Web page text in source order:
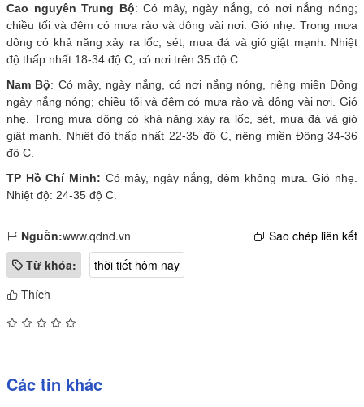
Cao nguyên Trung Bộ: Có mây, ngày nắng, có nơi nắng nóng;
chiều tối và đêm có mưa rào và dông vài nơi. Gió nhẹ. Trong mưa
dông có khả năng xảy ra lốc, sét, mưa đá và gió giật mạnh. Nhiệt
độ thấp nhất 18-34 độ C, có nơi trên 35 độ C.
Nam Bộ: Có mây, ngày nắng, có nơi nắng nóng, riêng miền Đông
ngày nắng nóng; chiều tối và đêm có mưa rào và dông vài nơi. Gió
nhẹ. Trong mưa dông có khả năng xảy ra lốc, sét, mưa đá và gió
giật mạnh. Nhiệt độ thấp nhất 22-35 độ C, riêng miền Đông 34-36
độ C.
TP Hồ Chí Minh: Có mây, ngày nắng, đêm không mưa. Gió nhẹ.
Nhiệt độ: 24-35 độ C.
Nguồn:www.qdnd.vn
Sao chép liên kết
Từ khóa:
thời tiết hôm nay
Thích
Các tin khác